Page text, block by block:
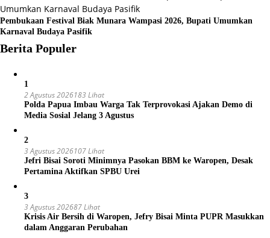
Pembukaan Festival Biak Munara Wampasi 2026, Bupati Umumkan
Karnaval Budaya Pasifik
Berita Populer
1
2 Agustus 2026183 Lihat
Polda Papua Imbau Warga Tak Terprovokasi Ajakan Demo di
Media Sosial Jelang 3 Agustus
2
3 Agustus 2026107 Lihat
Jefri Bisai Soroti Minimnya Pasokan BBM ke Waropen, Desak
Pertamina Aktifkan SPBU Urei
3
3 Agustus 202687 Lihat
Krisis Air Bersih di Waropen, Jefry Bisai Minta PUPR Masukkan
dalam Anggaran Perubahan